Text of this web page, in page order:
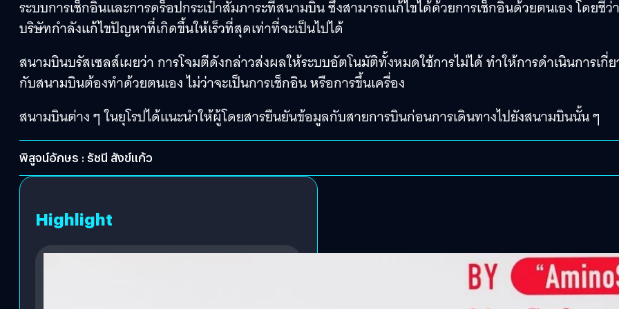
ระบบการเช็กอินและการดร็อปกระเป๋าสัมภาระที่สนามบิน ซึ่งสามารถแก้ไขได้ด้วยการเช็กอินด้วยตนเอง โดยชี้ว่า
บริษัทกำลังแก้ไขปัญหาที่เกิดขึ้นให้เร็วที่สุดเท่าที่จะเป็นไปได้
สนามบินบรัสเซลส์เผยว่า การโจมตีดังกล่าวส่งผลให้ระบบอัตโนมัติทั้งหมดใช้การไม่ได้ ทำให้การดำเนินการเกี่
กับสนามบินต้องทำด้วยตนเอง ไม่ว่าจะเป็นการเช็กอิน หรือการขึ้นเครื่อง
สนามบินต่าง ๆ ในยุโรปได้แนะนำให้ผู้โดยสารยืนยันข้อมูลกับสายการบินก่อนการเดินทางไปยังสนามบินนั้น ๆ
พิสูจน์อักษร : รัชนี สังข์แก้ว
Highlight